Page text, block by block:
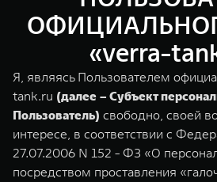
TANK 300
Следуй за открытиями
от 3 999 000 ₽
ВЫБОР АВТОМОБИЛЯ
Спецпредложения
Тест-драйв
Зарядные станции
Проверено TANK
ГАРАНТИЯ И ПОДДЕРЖКА
Гарантия
СЕРВИС
Калькулятор ТО
Нулевое ТО
ИНФОРМАЦИЯ
О нас
GWM ТЕХ ДЕНЬ
Новости
«verra-
Я, являясь Пользователем
tank.ru (далее – Субъект
Пользователь) свободно, своей
интересе, в соответствии с
27.07.2006 N 152 - ФЗ «О
посредством проставления